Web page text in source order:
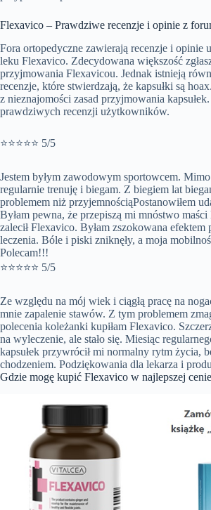
Flexavico – Prawdziwe recenzje i opinie z
Fora ortopedyczne zawierają recenzje i opinie
leku Flexavico. Zdecydowana większość
przyjmowania Flexavicou. Jednak istnieją
recenzje, które stwierdzają, że kapsułki są
z nieznajomości zasad przyjmowania
prawdziwych recenzji użytkowników.
⭐⭐⭐⭐⭐ 5/5
Jestem byłym zawodowym sportowcem.
regularnie trenuję i biegam. Z biegiem lat
problemem niż przyjemnościąPostanowiłem
Byłam pewna, że przepiszą mi mnóstwo
zalecił Flexavico. Byłam zszokowana efektem
leczenia. Bóle i piski zniknęły, a moja
Polecam!!!
⭐⭐⭐⭐⭐ 5/5
Ze względu na mój wiek i ciągłą pracę na
mnie zapalenie stawów. Z tym problemem
polecenia koleżanki kupiłam Flexavico.
na wyleczenie, ale stało się. Miesiąc
kapsułek przywrócił mi normalny rytm życia,
chodzeniem. Podziękowania dla lekarza i
Gdzie mogę kupić Flexavico w najlepszej